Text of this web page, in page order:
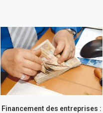
Financement des entreprises :